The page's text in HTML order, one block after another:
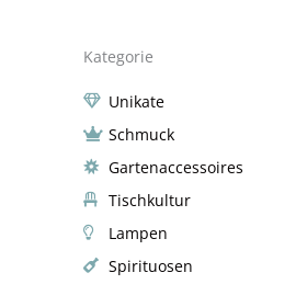
Kategorie
Unikate
Schmuck
Gartenaccessoires
Tischkultur
Lampen
Spirituosen